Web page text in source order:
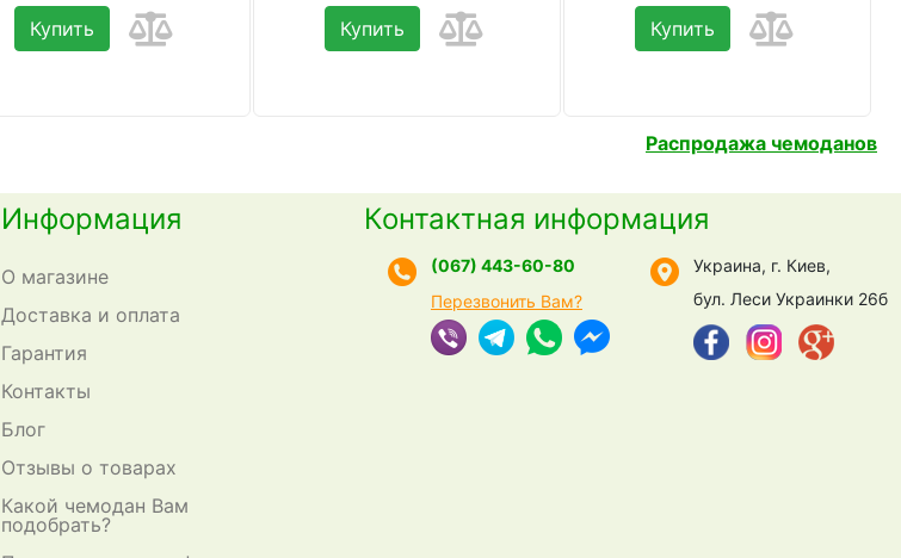
Купить Купить Купить
Распродажа чемоданов
Информация
О магазине
Доставка и оплата
Гарантия
Контакты
Блог
Отзывы о товарах
Какой чемодан Вам
подобрать?
Контактная информация
(067) 443-60-80
Перезвонить Вам?
Украина, г. Киев,
бул. Леси Украинки 26б